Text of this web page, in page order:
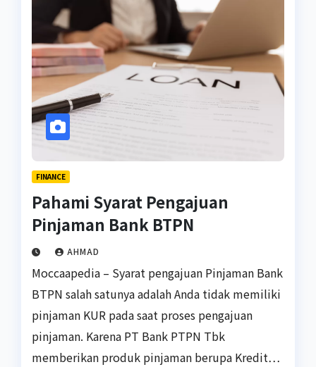
FINANCE
Pahami Syarat Pengajuan
Pinjaman Bank BTPN
AHMAD
Moccaapedia – Syarat pengajuan Pinjaman Bank
BTPN salah satunya adalah Anda tidak memiliki
pinjaman KUR pada saat proses pengajuan
pinjaman. Karena PT Bank PTPN Tbk
memberikan produk pinjaman berupa Kredit…